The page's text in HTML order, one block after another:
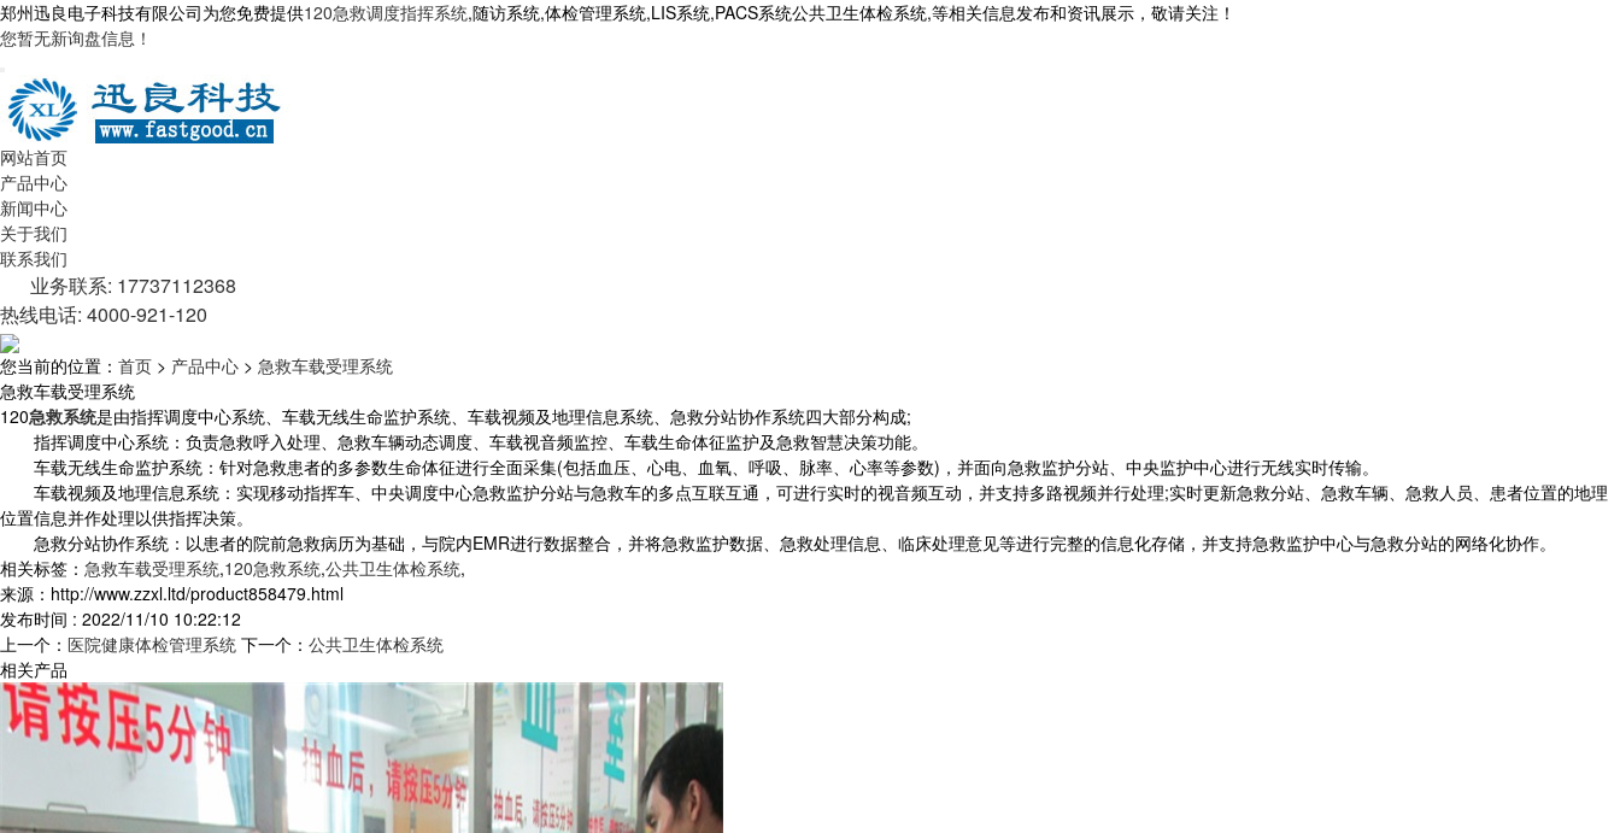
郑州迅良电子科技有限公司为您免费提供120急救调度指挥系统,随访系统,体检管理系统,LIS系统,PACS系统公共卫生体检系统,等相关信息发布和资讯展示，敬请关注！
您暂无新询盘信息！
网站首页
产品中心
新闻中心
关于我们
联系我们
业务联系: 17737112368
热线电话: 4000-921-120
您当前的位置： 首页 > 产品中心 > 急救车载受理系统
急救车载受理系统
120急救系统是由指挥调度中心系统、车载无线生命监护系统、车载视频及地理信息系统、急救分站协作系统四大部分构成;
指挥调度中心系统：负责急救呼入处理、急救车辆动态调度、车载视音频监控、车载生命体征监护及急救智慧决策功能。
车载无线生命监护系统：针对急救患者的多参数生命体征进行全面采集(包括血压、心电、血氧、呼吸、脉率、心率等参数)，并面向急救监护分站、中央监护中心进行无线实时传输。
车载视频及地理信息系统：实现移动指挥车、中央调度中心急救监护分站与急救车的多点互联互通，可进行实时的视音频互动，并支持多路视频并行处理;实时更新急救分站、急救车辆、急救人员、患者位置的地理
位置信息并作处理以供指挥决策。
急救分站协作系统：以患者的院前急救病历为基础，与院内EMR进行数据整合，并将急救监护数据、急救处理信息、临床处理意见等进行完整的信息化存储，并支持急救监护中心与急救分站的网络化协作。
相关标签： 急救车载受理系统,120急救系统,公共卫生体检系统,
来源：http://www.zzxl.ltd/product858479.html
发布时间 : 2022/11/10 10:22:12
上一个： 医院健康体检管理系统 下一个： 公共卫生体检系统
相关产品